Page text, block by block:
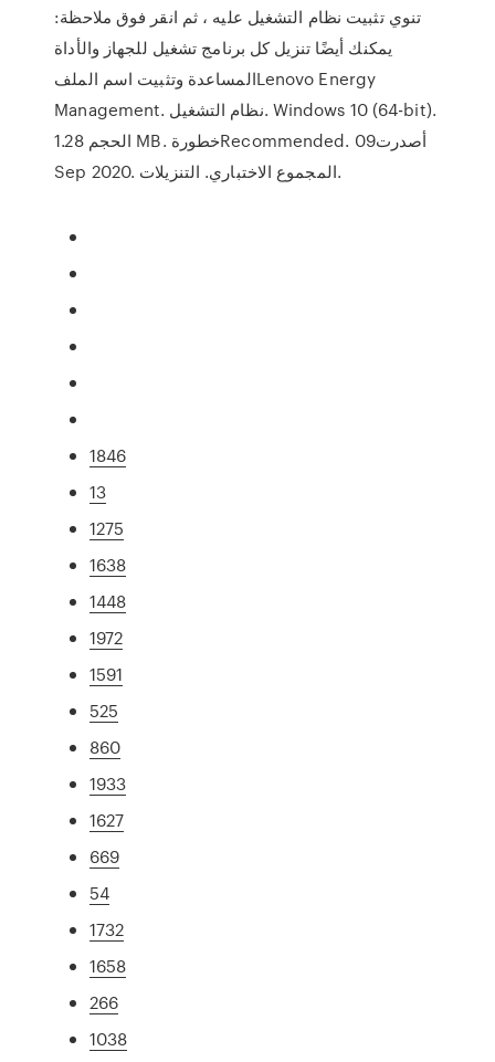
تنوي تثبيت نظام التشغيل عليه ، ثم انقر فوق ملاحظة:
يمكنك أيضًا تنزيل كل برنامج تشغيل للجهاز والأداة
المساعدة وتثبيت اسم الملفLenovo Energy
Management. نظام التشغيل. Windows 10 (64-bit).
الحجم 1.28 MB. خطورةRecommended. أصدرت09
Sep 2020. المجموع الاختباري. التنزيلات.
1846
13
1275
1638
1448
1972
1591
525
860
1933
1627
669
54
1732
1658
266
1038